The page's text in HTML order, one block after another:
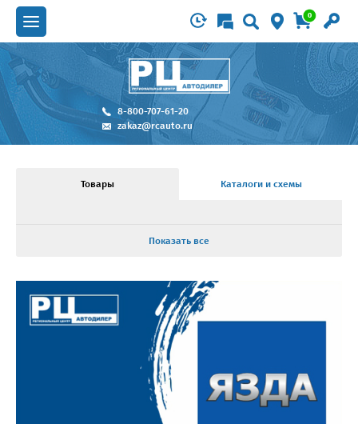
0
8-800-707-61-20
zakaz@rcauto.ru
Товары Каталоги и схемы
Показать все